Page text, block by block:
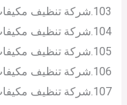
103.شركة تنظيف مكيفات بحي طيبة بالرياض
104.شركة تنظيف مكيفات بحي بدر بالرياض
105.شركة تنظيف مكيفات بحي السلي بالرياض
106.شركة تنظيف مكيفات بحي الدفاع بالرياض
107.شركة تنظيف مكيفات بحي الإسكان بالرياض